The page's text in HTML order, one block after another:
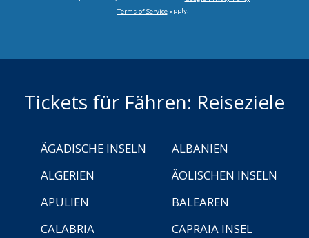
Terms of Serviceapply.
Tickets für Fähren: Reiseziele
ÄGADISCHE INSELN
ALBANIEN
ALGERIEN
ÄOLISCHEN INSELN
APULIEN
BALEAREN
CALABRIA
CAPRAIA INSEL